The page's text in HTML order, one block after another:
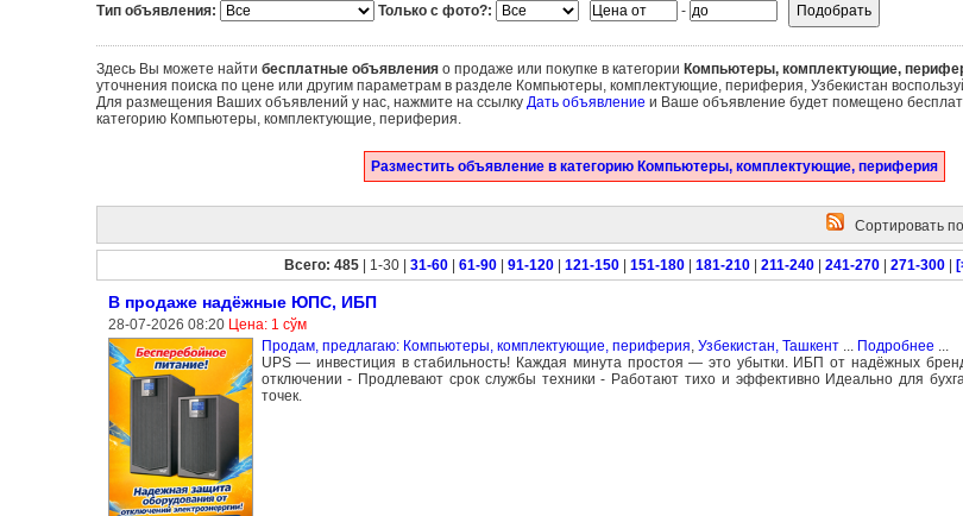
Тип объявления:
Только с фото?: -
Здесь Вы можете найти бесплатные объявленияо продаже или покупке в категории Компьютеры, комплектующие,
уточнения поиска по цене или другим параметрам в разделе Компьютеры, комплектующие, периферия, Узбекистан
Для размещения Ваших объявлений у нас, нажмите на ссылку Дать объявление и Ваше объявление будет помещено
категорию Компьютеры, комплектующие, периферия.
Разместить объявление в категорию Компьютеры, комплектующие, периферия
Сортировать по
Всего: 485 | 1-30 | 31-60 61-90 91-120 121-150 151-180 181-210 211-240 241-270 271-300
В продаже надёжные ЮПС, ИБП
28-07-2026 08:20 Цена: 1 сўм
Продам, предлагаю: Компьютеры, комплектующие, периферия, Узбекистан, Ташкент... Подробнее ...
UPS — инвестиция в стабильность! Каждая минута простоя — это убытки. ИБП от надёжных
отключении - Продлевают срок службы техники - Работают тихо и эффективно Идеально для
точек.